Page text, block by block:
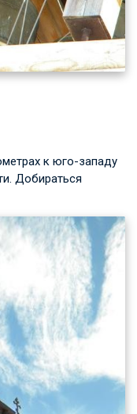
к юго-западу
Добираться